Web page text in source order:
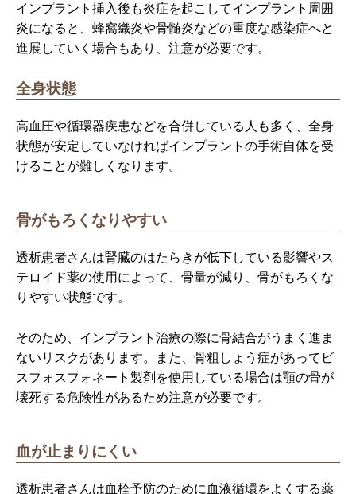
インプラント挿入後も炎症を起こしてインプラント周囲
炎になると、蜂窩織炎や骨髄炎などの重度な感染症へと
進展していく場合もあり、注意が必要です。
全身状態
高血圧や循環器疾患などを合併している人も多く、全身
状態が安定していなければインプラントの手術自体を受
けることが難しくなります。
骨がもろくなりやすい
透析患者さんは腎臓のはたらきが低下している影響やス
テロイド薬の使用によって、骨量が減り、骨がもろくな
りやすい状態です。
そのため、インプラント治療の際に骨結合がうまく進ま
ないリスクがあります。また、骨粗しょう症があってビ
スフォスフォネート製剤を使用している場合は顎の骨が
壊死する危険性があるため注意が必要です。
血が止まりにくい
透析患者さんは血栓予防のために血液循環をよくする薬